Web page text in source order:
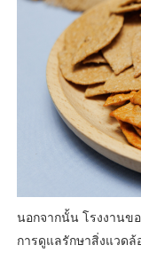
นอกจากนั้น โรงงานข
การดูแลรักษาสิ่งแวด